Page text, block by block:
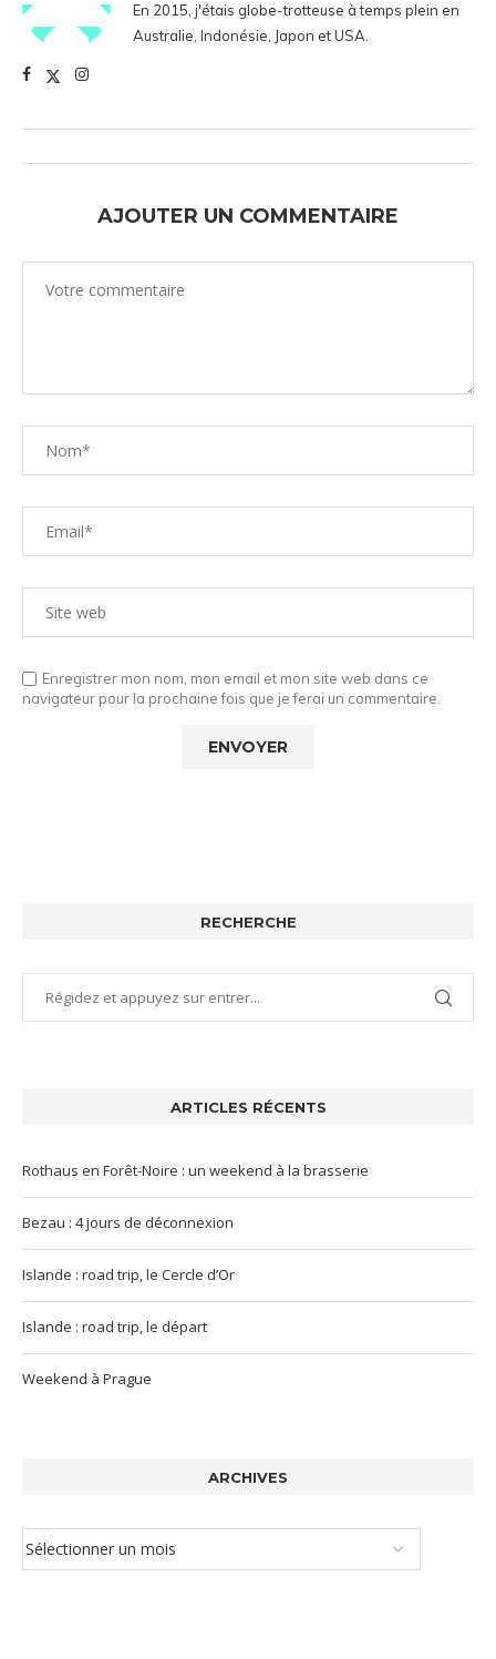
En 2015, j'étais globe-trotteuse à temps plein en
Australie, Indonésie, Japon et USA.
AJOUTER UN COMMENTAIRE
Enregistrer mon nom, mon email et mon site web dans ce
navigateur pour la prochaine fois que je ferai un commentaire.
RECHERCHE
ARTICLES RÉCENTS
Rothaus en Forêt-Noire : un weekend à la brasserie
Bezau : 4 jours de déconnexion
Islande : road trip, le Cercle d’Or
Islande : road trip, le départ
Weekend à Prague
ARCHIVES